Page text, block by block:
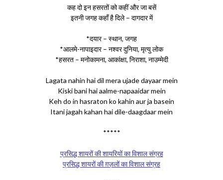
कह दो इन हसरतों को कहीं और जा बसें
इतनी जगह कहाँ है दिले – दागदार में
*दयार – स्थान, जगह
*आलमे-नापाइदार – नश्वर दुनिया, मृत्यु लोक
*हसरत – मनोकामना, आकांक्षा, निराशा, नाउम्मेदी
Lagata nahin hai dil mera ujade dayaar mein
Kiski bani hai aalme-napaaidar mein
Keh do in hasraton ko kahin aur ja basein
Itani jagah kahan hai dile-daagdaar mein
*****
प्रसिद्ध शायरों की शायरियों का विशाल संग्रह
प्रसिद्ध शायरों की ग़ज़लों का विशाल संग्रह